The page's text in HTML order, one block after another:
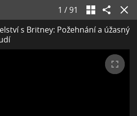
1 / 91
s Britney: Požehnání a úžasný